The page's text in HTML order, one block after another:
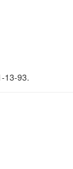
13-93.